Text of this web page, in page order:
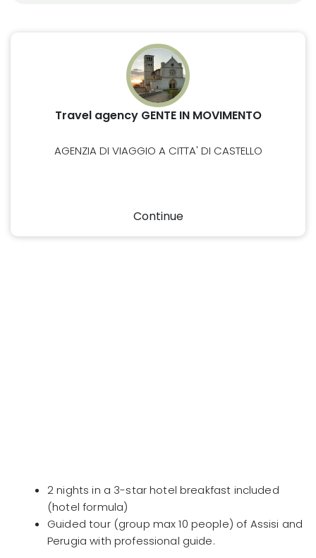
2 nights in a 3-star hotel breakfast included
(hotel formula)
Guided tour (group max 10 people) of Assisi and
Perugia with professional guide.
Travel agency GENTE IN MOVIMENTO
AGENZIA DI VIAGGIO A CITTA' DI CASTELLO
Continue